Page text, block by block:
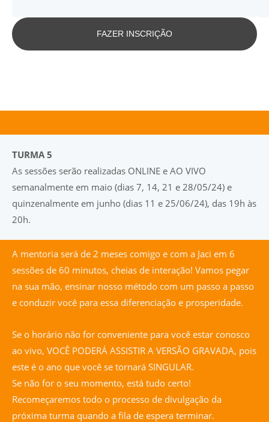
FAZER INSCRIÇÃO
TURMA 5
As sessões serão realizadas ONLINE e AO VIVO
semanalmente em maio (dias 7, 14, 21 e 28/05/24) e
quinzenalmente em junho (dias 11 e 25/06/24), das 19h às
20h.
A mentoria será de 2 meses comigo e com a Jaci em 6
sessões de 60 minutos, cheias de interação! Vamos pegar
na sua mão, ensinar nosso método com um passo a passo
e conduzir você para essa diferenciação e prosperidade.
Se o horário não for conveniente para você estar conosco
ao vivo, VOCÊ PODERÁ ASSISTIR A VERSÃO GRAVADA, pois
este é o ano que você se tornará SINGULAR.
Se não for o seu momento, está tudo certo!
Recomeçaremos todo o processo de divulgação da
próxima turma quando a fila de espera terminar.